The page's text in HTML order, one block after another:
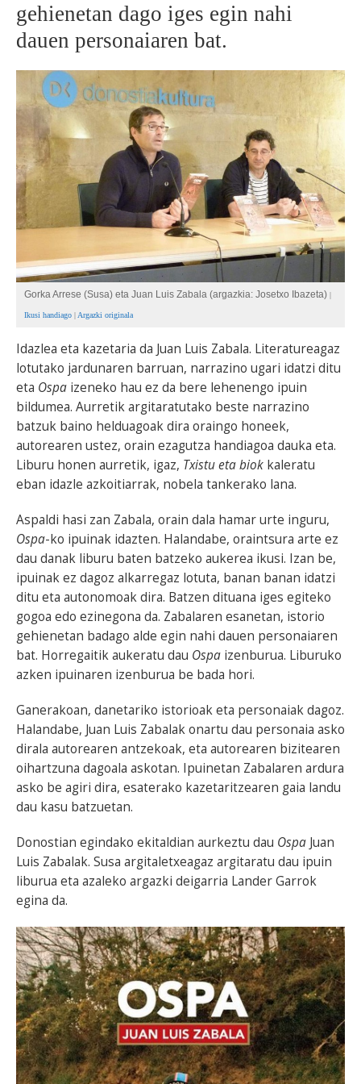
... AUKERA GEHIAGO
gehienetan dago iges egin nahi
dauen personaiaren bat.
Gorka Arrese (Susa) eta Juan Luis Zabala (argazkia: Josetxo Ibazeta) |
Ikusi handiago | Argazki originala
Idazlea eta kazetaria da Juan Luis Zabala. Literatureagaz
lotutako jardunaren barruan, narrazino ugari idatzi ditu
eta Ospa izeneko hau ez da bere lehenengo ipuin
bildumea. Aurretik argitaratutako beste narrazino
batzuk baino helduagoak dira oraingo honeek,
autorearen ustez, orain ezagutza handiagoa dauka eta.
Liburu honen aurretik, igaz, Txistu eta biok kaleratu
eban idazle azkoitiarrak, nobela tankerako lana.
Aspaldi hasi zan Zabala, orain dala hamar urte inguru,
Ospa-ko ipuinak idazten. Halandabe, oraintsura arte ez
dau danak liburu baten batzeko aukerea ikusi. Izan be,
ipuinak ez dagoz alkarregaz lotuta, banan banan idatzi
ditu eta autonomoak dira. Batzen dituana iges egiteko
gogoa edo ezinegona da. Zabalaren esanetan, istorio
gehienetan badago alde egin nahi dauen personaiaren
bat. Horregaitik aukeratu dau Ospa izenburua. Liburuko
azken ipuinaren izenburua be bada hori.
Ganerakoan, danetariko istorioak eta personaiak dagoz.
Halandabe, Juan Luis Zabalak onartu dau personaia asko
dirala autorearen antzekoak, eta autorearen bizitearen
oihartzuna dagoala askotan. Ipuinetan Zabalaren ardura
asko be agiri dira, esaterako kazetaritzearen gaia landu
dau kasu batzuetan.
Donostian egindako ekitaldian aurkeztu dau Ospa Juan
Luis Zabalak. Susa argitaletxeagaz argitaratu dau ipuin
liburua eta azaleko argazki deigarria Lander Garrok
egina da.